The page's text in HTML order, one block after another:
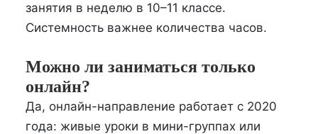
занятия в неделю в 10–11 классе.
Системность важнее количества часов.
Можно ли заниматься только
онлайн?
Да, онлайн-направление работает с 2020
года: живые уроки в мини-группах или